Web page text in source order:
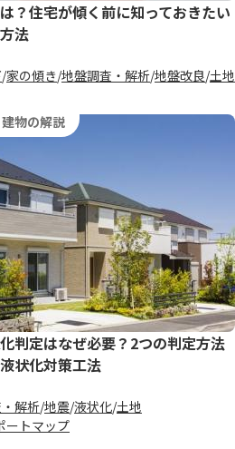
？住宅が傾く前に知っておきたい
法
家の傾き 地盤調査・解析 地盤改良 土地
物の解説
判定はなぜ必要？2つの判定方法
状化対策工法
解析 地震 液状化 土地
ートマップ